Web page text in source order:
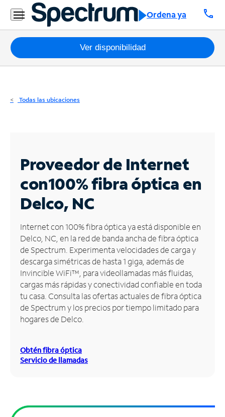
Ordena ya call
Residencial
Business
Paquetes
Internet
Business
Contáctanos
Inglés
Administrar
cuenta
Encuentra
una
tienda
Ver disponibilidad
Todas las ubicaciones
Proveedor de Internet
con100% fibra óptica en
Delco, NC
Internet con 100% fibra óptica ya está disponible en
Delco, NC, en la red de banda ancha de fibra óptica
de Spectrum. Experimenta velocidades de carga y
descarga simétricas de hasta 1 giga, además de
Invincible WiFi™, para videollamadas más fluidas,
cargas más rápidas y conectividad confiable en toda
tu casa. Consulta las ofertas actuales de fibra óptica
de Spectrum y los precios por tiempo limitado para
hogares de Delco.
Obtén fibra óptica
Servicio de llamadas